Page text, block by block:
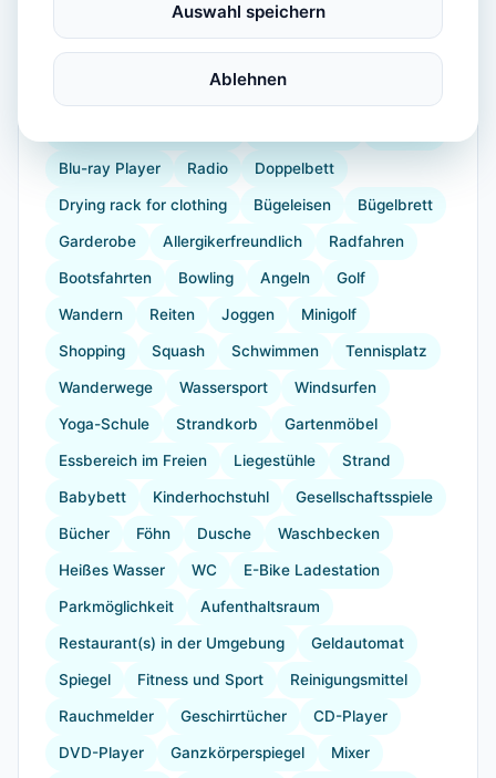
Kaffeemaschine Herdplatte
Geschirr Espressomaschine Gefrierfach
Blu-ray Player Radio Doppelbett
Drying rack for clothing Bügeleisen Bügelbrett
Garderobe Allergikerfreundlich Radfahren
Bootsfahrten Bowling Angeln Golf
Wandern Reiten Joggen Minigolf
Shopping Squash Schwimmen Tennisplatz
Wanderwege Wassersport Windsurfen
Yoga-Schule Strandkorb Gartenmöbel
Essbereich im Freien Liegestühle Strand
Babybett Kinderhochstuhl Gesellschaftsspiele
Bücher Föhn Dusche Waschbecken
Heißes Wasser WC E-Bike Ladestation
Parkmöglichkeit Aufenthaltsraum
Restaurant(s) in der Umgebung Geldautomat
Spiegel Fitness und Sport Reinigungsmittel
Rauchmelder Geschirrtücher CD-Player
DVD-Player Ganzkörperspiegel Mixer
Auswahl speichern
Ablehnen